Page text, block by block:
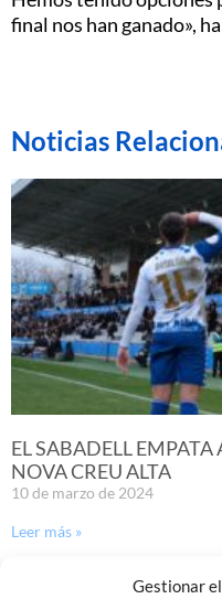
Gestionar
final nos han ganado»,
Noticias
EL SABADELL
NOVA CREU ALTA
10 de marzo de 2024
Leer más »